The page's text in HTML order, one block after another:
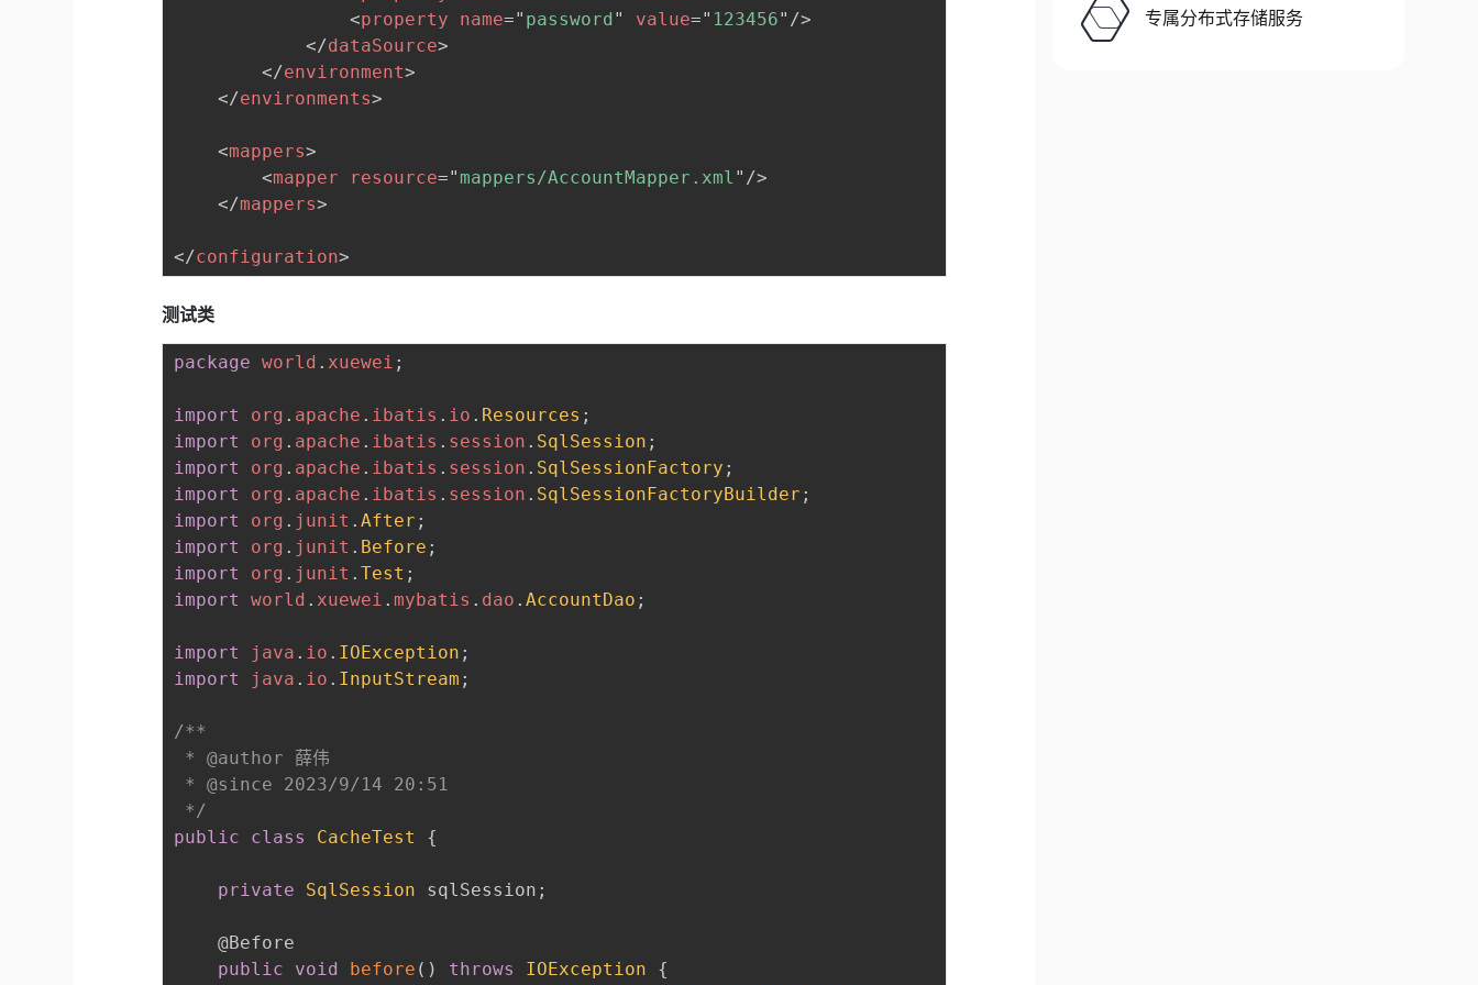
<property name=" password " value=" 123456" />
</dataSource>
</environment>
</environments>
<mappers>
<mapper resource=" mappers/AccountMapper.xml " />
</mappers>
</configuration>
测试类
package world . xuewei ;
import org . apache . ibatis . io . Resources ;
import
org . apache . ibatis . session . SqlSession ;
import
org . apache . ibatis . session . SqlSessionFactory ;
import
org . apache . ibatis . session . SqlSessionFactoryBuilder ;
import
org . junit .After ;
import
org . junit . Before ;
import
org . junit .Test ;
import
world . xuewei .mybatis . dao .AccountDao ;
import java . io . IOException ;
import
java . io . InputStream ;
/**
* @author 薛伟
* @since 2023/9/14 20:51
*/
public
class CacheTest {
private SqlSession sqlSession ;
@Before
public
void before ( ) throws IOException
{
专属分布式存储服务